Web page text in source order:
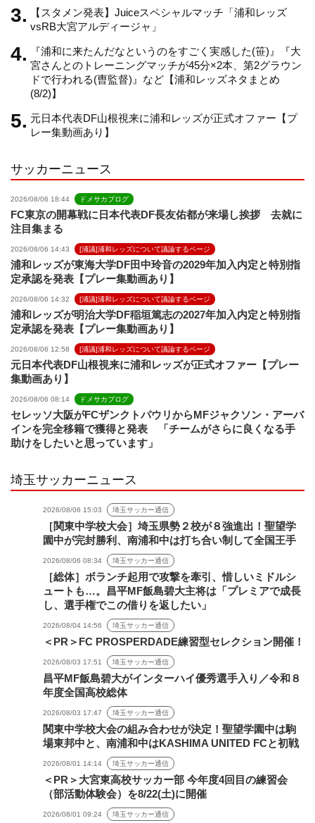
n
【スタメン発表】Juiceスペシャルマッチ「浦和レッズ
vsRB大宮アルディージャ」
『浦和に来たんだなというのをすごく実感した(笹)』『大
宮さんとのトレーニングマッチが45分×2本、第2グラウン
ドで行われる(曺監督)』など【浦和レッズネタまとめ
(8/2)】
元日本代表DF山根視来に浦和レッズが正式オファー【プ
レー集動画あり】
サッカーニュース
2026/08/06 18:44 ドメサカブログ
FC東京の開幕戦に日本代表DF長友佑都が来場し挨拶 去就に
注目集まる
2026/08/06 14:43 [浦議]浦和レッズについて議論するページ
浦和レッズが東海大学DF田中玲音の2029年加入内定と特別指
定承認を発表【プレー集動画あり】
2026/08/06 14:32 [浦議]浦和レッズについて議論するページ
浦和レッズが明治大学DF稲垣篤志の2027年加入内定と特別指
定承認を発表【プレー集動画あり】
2026/08/06 12:58 [浦議]浦和レッズについて議論するページ
元日本代表DF山根視来に浦和レッズが正式オファー【プレー
集動画あり】
2026/08/06 08:14 ドメサカブログ
セレッソ大阪がFCザンクトパウリからMFジャクソン・アーバ
インを完全移籍で獲得と発表 「チームがさらに良くなる手
助けをしたいと思っています」
埼玉サッカーニュース
2026/08/06 15:03 埼玉サッカー通信
［関東中学校大会］埼玉県勢２校が８強進出！聖望学
園中が完封勝利、南浦和中は打ち合い制して全国王手
2026/08/06 08:34 埼玉サッカー通信
［総体］ボランチ起用で攻撃を牽引、惜しいミドルシ
ュートも…。昌平MF飯島碧大主将は「プレミアで成長
し、選手権でこの借りを返したい」
2026/08/04 14:56 埼玉サッカー通信
＜PR＞FC PROSPERDADE練習型セレクション開催！
2026/08/03 17:51 埼玉サッカー通信
昌平MF飯島碧大がインターハイ優秀選手入り／令和８
年度全国高校総体
2026/08/03 17:47 埼玉サッカー通信
関東中学校大会の組み合わせが決定！聖望学園中は駒
場東邦中と、南浦和中はKASHIMA UNITED FCと初戦
2026/08/01 14:14 埼玉サッカー通信
＜PR＞大宮東高校サッカー部 今年度4回目の練習会
（部活動体験会）を8/22(土)に開催
2026/08/01 09:24 埼玉サッカー通信